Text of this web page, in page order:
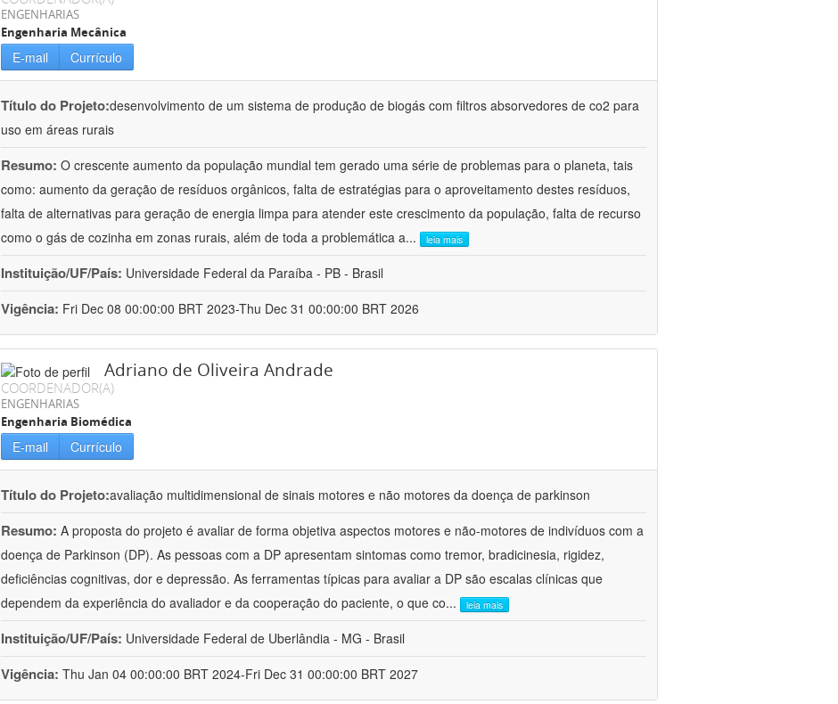
ENGENHARIAS
Engenharia Mecânica
E-mail Currículo
Título do Projeto:desenvolvimento de um sistema de produção de biogás com filtros absorvedores de co2 para
uso em áreas rurais
Resumo: O crescente aumento da população mundial tem gerado uma série de problemas para o planeta, tais
como: aumento da geração de resíduos orgânicos, falta de estratégias para o aproveitamento destes resíduos,
falta de alternativas para geração de energia limpa para atender este crescimento da população, falta de recurso
como o gás de cozinha em zonas rurais, além de toda a problemática a... leia mais
Instituição/UF/País: Universidade Federal da Paraíba - PB - Brasil
Vigência: Fri Dec 08 00:00:00 BRT 2023-Thu Dec 31 00:00:00 BRT 2026
Adriano de Oliveira Andrade
COORDENADOR(A)
ENGENHARIAS
Engenharia Biomédica
E-mail Currículo
Título do Projeto:avaliação multidimensional de sinais motores e não motores da doença de parkinson
Resumo: A proposta do projeto é avaliar de forma objetiva aspectos motores e não-motores de indivíduos com a
doença de Parkinson (DP). As pessoas com a DP apresentam sintomas como tremor, bradicinesia, rigidez,
deficiências cognitivas, dor e depressão. As ferramentas típicas para avaliar a DP são escalas clínicas que
dependem da experiência do avaliador e da cooperação do paciente, o que co... leia mais
Instituição/UF/País: Universidade Federal de Uberlândia - MG - Brasil
Vigência: Thu Jan 04 00:00:00 BRT 2024-Fri Dec 31 00:00:00 BRT 2027